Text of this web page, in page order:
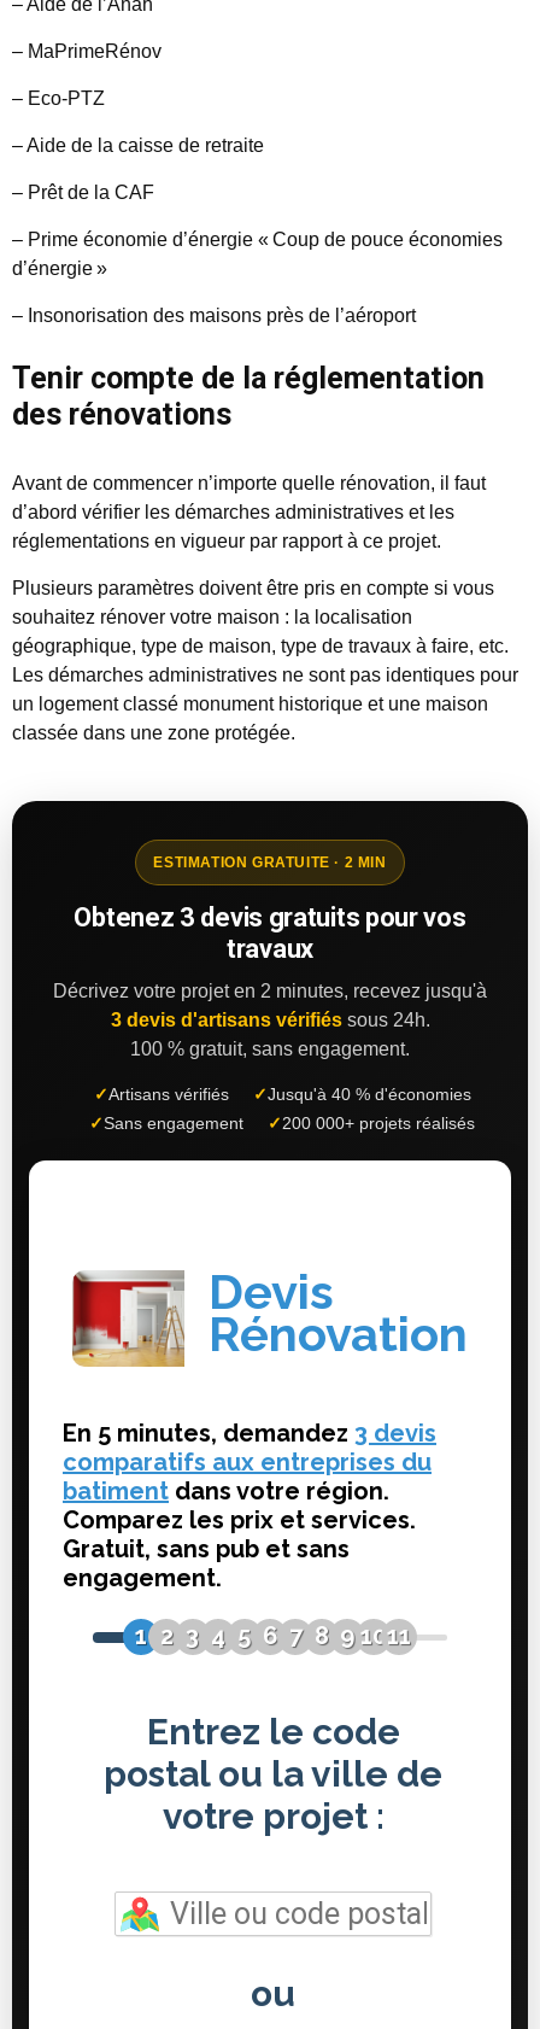
– Aide de l’Anah
– MaPrimeRénov
– Eco-PTZ
– Aide de la caisse de retraite
– Prêt de la CAF
– Prime économie d’énergie « Coup de pouce économies
d’énergie »
– Insonorisation des maisons près de l’aéroport
Tenir compte de la réglementation
des rénovations
Avant de commencer n’importe quelle rénovation, il faut
d’abord vérifier les démarches administratives et les
réglementations en vigueur par rapport à ce projet.
Plusieurs paramètres doivent être pris en compte si vous
souhaitez rénover votre maison : la localisation
géographique, type de maison, type de travaux à faire, etc.
Les démarches administratives ne sont pas identiques pour
un logement classé monument historique et une maison
classée dans une zone protégée.
ESTIMATION GRATUITE · 2 MIN
Obtenez 3 devis gratuits pour vos
travaux
Décrivez votre projet en 2 minutes, recevez jusqu'à
3 devis d'artisans vérifiéssous 24h.
100 % gratuit, sans engagement.
✓Artisans vérifiés ✓Jusqu'à 40 % d'économies
✓Sans engagement ✓200 000+ projets réalisés